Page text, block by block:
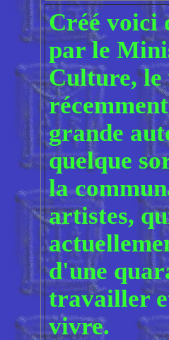
Créé voici
par le
Culture, le
grande
quelque
la
artistes,
d'une
travailler
vivre.